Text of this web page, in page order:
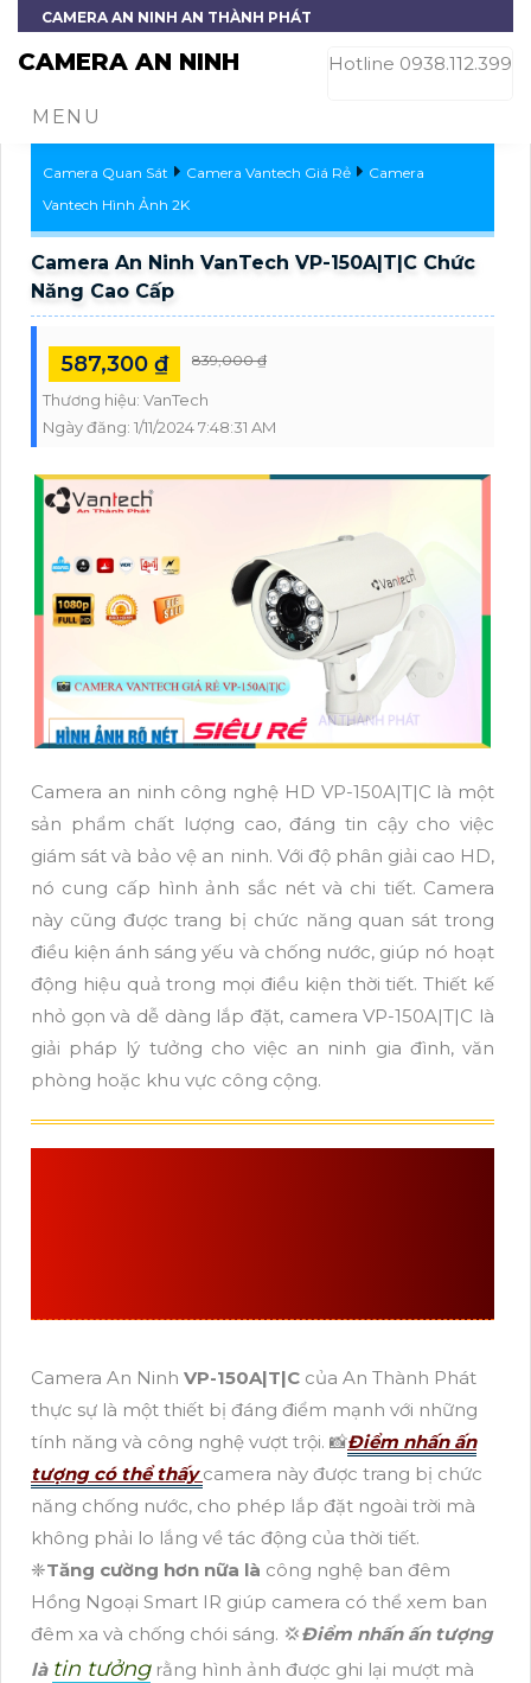
CAMERA AN NINH AN THÀNH PHÁT
CAMERA AN NINH Hotline 0938.112.399
MENU
Camera Quan Sát Camera Vantech Giá Rẻ
Camera
Vantech Hình Ảnh 2K
Camera An Ninh VanTech VP-150A|T|C Chức
Năng Cao Cấp
587,300 ₫ 839,000 ₫
Thương hiệu: VanTech
Ngày đăng: 1/11/2024 7:48:31 AM
Camera an ninh công nghệ HD VP-150A|T|C là một
sản phẩm chất lượng cao, đáng tin cậy cho việc
giám sát và bảo vệ an ninh. Với độ phân giải cao HD,
nó cung cấp hình ảnh sắc nét và chi tiết. Camera
này cũng được trang bị chức năng quan sát trong
điều kiện ánh sáng yếu và chống nước, giúp nó hoạt
động hiệu quả trong mọi điều kiện thời tiết. Thiết kế
nhỏ gọn và dễ dàng lắp đặt, camera VP-150A|T|C là
giải pháp lý tưởng cho việc an ninh gia đình, văn
phòng hoặc khu vực công cộng.
Camera An Ninh VP-150A|T|C của An Thành Phát
thực sự là một thiết bị đáng điểm mạnh với những
tính năng và công nghệ vượt trội. 📸Điểm nhấn ấn
tượng có thể thấycamera này được trang bị chức
năng chống nước, cho phép lắp đặt ngoài trời mà
không phải lo lắng về tác động của thời tiết.
❈Tăng cường hơn nữa là công nghệ ban đêm
Hồng Ngoại Smart IR giúp camera có thể xem ban
đêm xa và chống chói sáng. 💢Điểm nhấn ấn tượng
là tin tưởngrằng hình ảnh được ghi lại mượt mà